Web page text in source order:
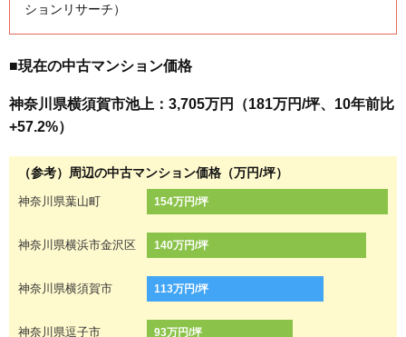
ションリサーチ）
■現在の中古マンション価格
神奈川県横須賀市池上：3,705万円（181万円/坪、10年前比
+57.2%）
（参考）周辺の中古マンション価格（万円/坪）
神奈川県葉山町 154万円/坪
神奈川県横浜市金沢区 140万円/坪
神奈川県横須賀市 113万円/坪
神奈川県逗子市 93万円/坪